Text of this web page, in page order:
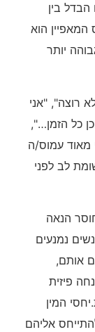
הבדל בין
המאפיין הוא
יותר
רוצה", "אני
כל הזמן…",
מאוד עמוס/ה
לב לפני
הנאה
נמנעים
אותם,
פיזית
המין
אליהם